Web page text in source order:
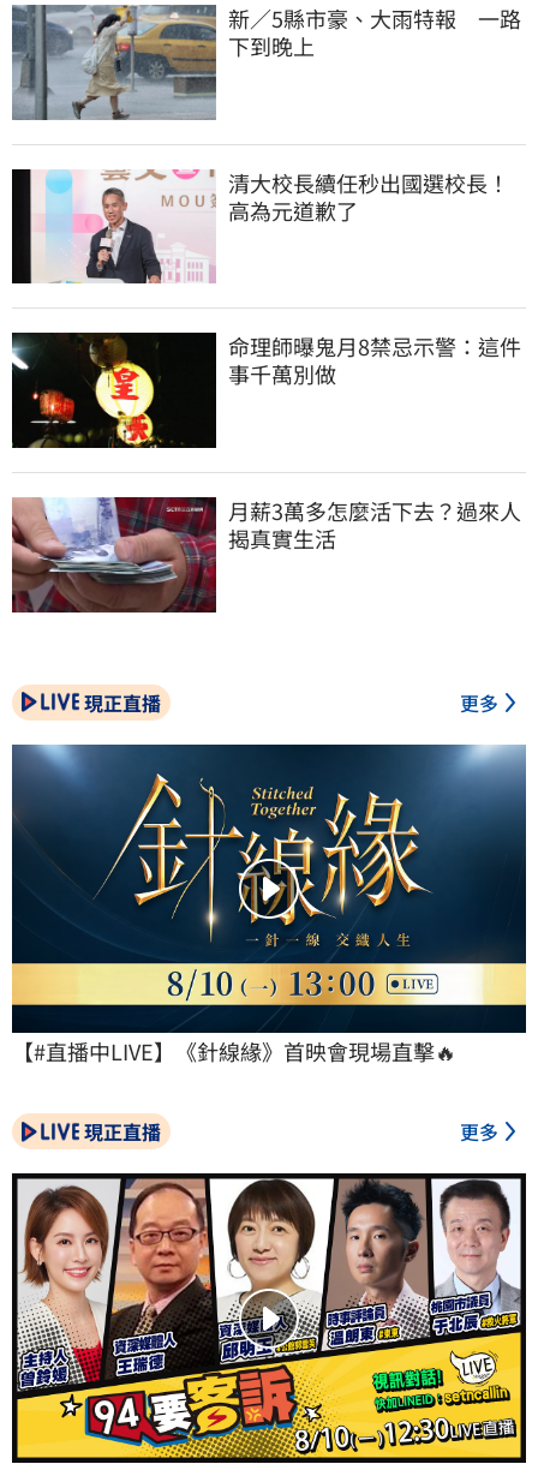
新／5縣市豪、大雨特報　一路
下到晚上
清大校長續任秒出國選校長！
高為元道歉了
命理師曝鬼月8禁忌示警：這件
事千萬別做
月薪3萬多怎麼活下去？過來人
揭真實生活
現正直播 更多
【#直播中LIVE】《針線緣》首映會現場直擊🔥
現正直播 更多